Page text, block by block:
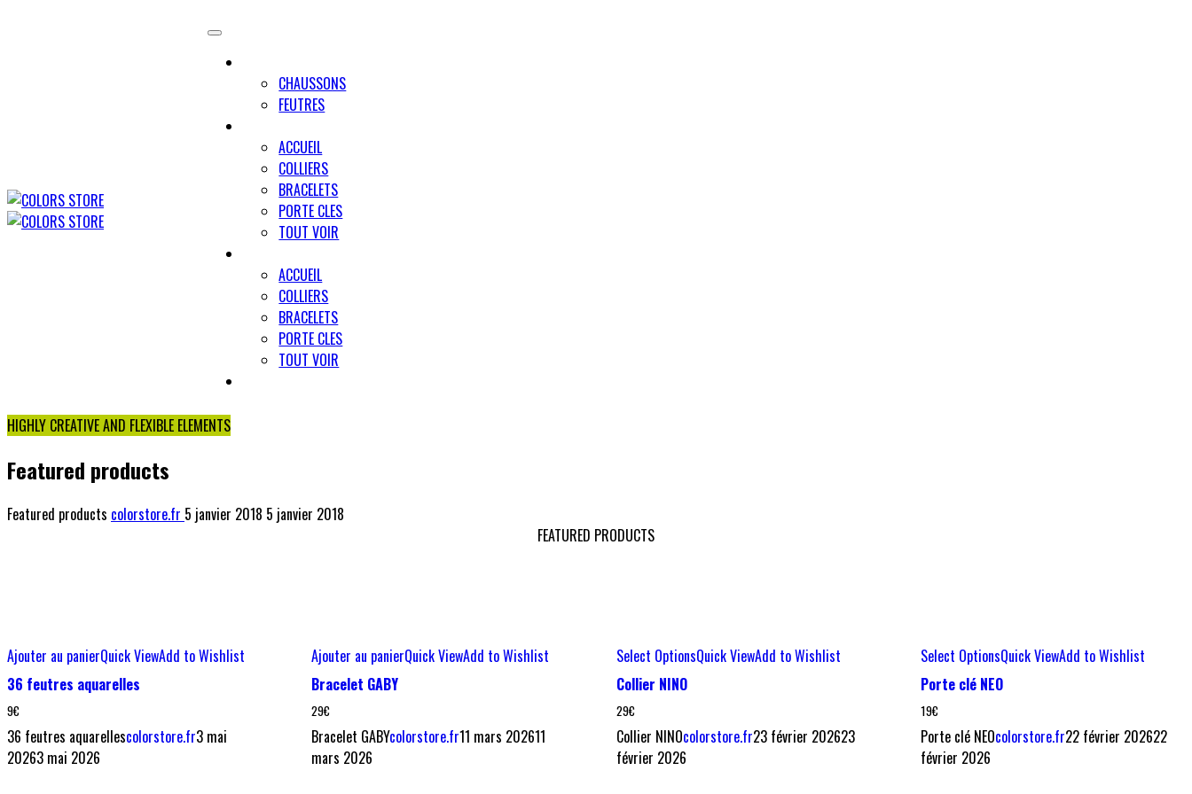
CHAUSSONS
FEUTRES
ACCUEIL
COLLIERS
BRACELETS
PORTE CLES
TOUT VOIR
ACCUEIL
COLLIERS
BRACELETS
PORTE CLES
TOUT VOIR
HIGHLY CREATIVE AND FLEXIBLE ELEMENTS
Featured products
Featured products colorstore.fr 5 janvier 2018 5 janvier 2018
FEATURED PRODUCTS
Ajouter au panierQuick ViewAdd to Wishlist
36 feutres aquarelles
9€
36 feutres aquarellescolorstore.fr3 mai
20263 mai 2026
Ajouter au panierQuick ViewAdd to Wishlist
Bracelet GABY
29€
Bracelet GABYcolorstore.fr11 mars 202611
mars 2026
Select OptionsQuick ViewAdd to Wishlist
Collier NINO
29€
Collier NINOcolorstore.fr23 février 202623
février 2026
Select OptionsQuick ViewAdd to Wishlist
Porte clé NEO
19€
Porte clé NEOcolorstore.fr22 février 202622
février 2026